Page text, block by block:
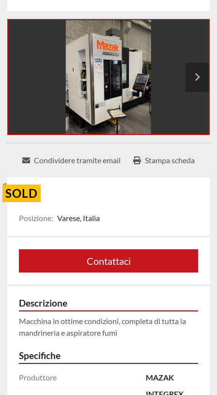
Condividere tramite email Stampa scheda
SOLD
Posizione: Varese, Italia
Contattaci
Descrizione
Macchina in ottime condizioni, completa di tutta la
mandrineria e aspiratore fumi
Specifiche
Produttore MAZAK